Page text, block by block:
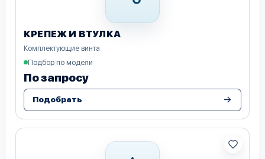
КРЕПЕЖ И ВТУЛКА
Комплектующие винта
Подбор по модели
По запросу
Подобрать